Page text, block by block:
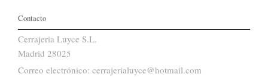
Contacto
Cerrajeria Luyce S.L.
Madrid 28025
Correo electrónico: cerrajerialuyce@hotmail.com